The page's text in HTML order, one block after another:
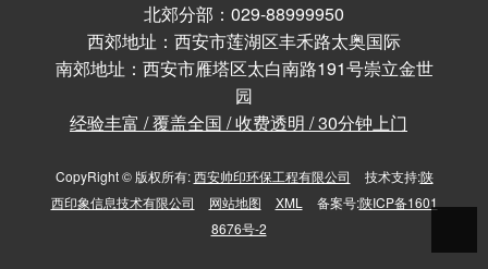
北郊分部：029-88999950
西郊地址：西安市莲湖区丰禾路太奥国际
南郊地址：西安市雁塔区太白南路191号崇立金世
园
经验丰富 / 覆盖全国 / 收费透明 / 30分钟上门
CopyRight © 版权所有:西安帅印环保工程有限公司 技术支持:陕
西印象信息技术有限公司
网站地图 XML 备案号:陕ICP备1601
8676号-2